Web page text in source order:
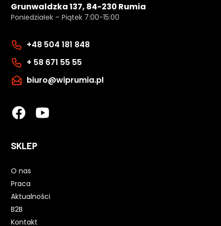
Grunwaldzka 137, 84-230 Rumia
Poniedziałek – Piątek 7:00-15:00
+48 504 181 848
+ 58 671 55 55
biuro@wiprumia.pl
SKLEP
O nas
Praca
Aktualności
B2B
Kontakt